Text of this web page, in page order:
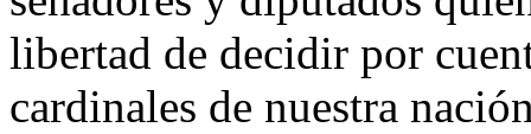
libertad de decidir por
cardinales de nuestra